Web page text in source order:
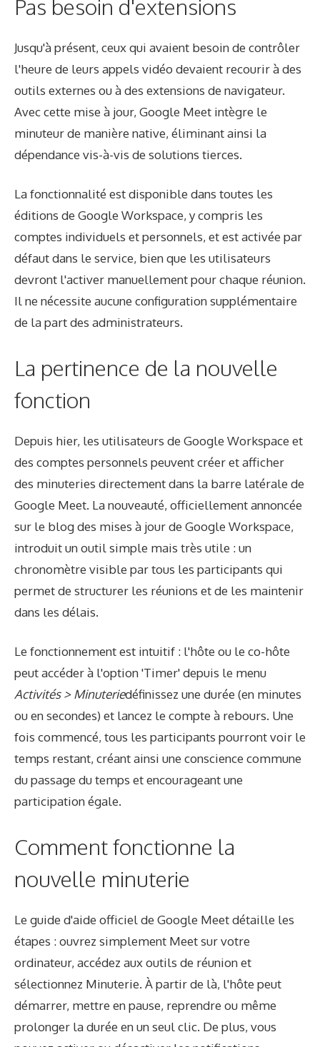
Pas besoin d'extensions
Jusqu'à présent, ceux qui avaient besoin de contrôler
l'heure de leurs appels vidéo devaient recourir à des
outils externes ou à des extensions de navigateur.
Avec cette mise à jour, Google Meet intègre le
minuteur de manière native, éliminant ainsi la
dépendance vis-à-vis de solutions tierces.
La fonctionnalité est disponible dans toutes les
éditions de Google Workspace, y compris les
comptes individuels et personnels, et est activée par
défaut dans le service, bien que les utilisateurs
devront l'activer manuellement pour chaque réunion.
Il ne nécessite aucune configuration supplémentaire
de la part des administrateurs.
La pertinence de la nouvelle
fonction
Depuis hier, les utilisateurs de Google Workspace et
des comptes personnels peuvent créer et afficher
des minuteries directement dans la barre latérale de
Google Meet. La nouveauté, officiellement annoncée
sur le blog des mises à jour de Google Workspace,
introduit un outil simple mais très utile : un
chronomètre visible par tous les participants qui
permet de structurer les réunions et de les maintenir
dans les délais.
Le fonctionnement est intuitif : l'hôte ou le co-hôte
peut accéder à l'option 'Timer' depuis le menu
Activités > Minuteriedéfinissez une durée (en minutes
ou en secondes) et lancez le compte à rebours. Une
fois commencé, tous les participants pourront voir le
temps restant, créant ainsi une conscience commune
du passage du temps et encourageant une
participation égale.
Comment fonctionne la
nouvelle minuterie
Le guide d'aide officiel de Google Meet détaille les
étapes : ouvrez simplement Meet sur votre
ordinateur, accédez aux outils de réunion et
sélectionnez Minuterie. À partir de là, l'hôte peut
démarrer, mettre en pause, reprendre ou même
prolonger la durée en un seul clic. De plus, vous